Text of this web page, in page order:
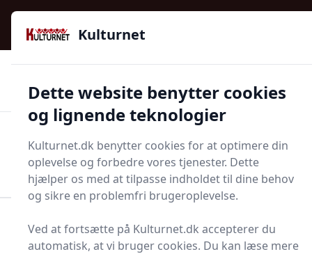
Kulturnet - Alt Det Gode I Livet | Din Kulturguide Siden
2016
97 kategorier 👍Kun godkendte butikker
Start søgning
Start søgning
Forside Bolig og indretning
Badeværelse og Sauna
Makeupspejl
Kulturnet
Dette website benytter cookies
og lignende teknologier
Kulturnet.dk benytter cookies for at optimere din
oplevelse og forbedre vores tjenester. Dette
hjælper os med at tilpasse indholdet til dine behov
og sikre en problemfri brugeroplevelse.
Ved at fortsætte på Kulturnet.dk accepterer du
automatisk, at vi bruger cookies. Du kan læse mere